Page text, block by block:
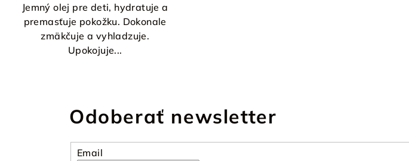
Jemný olej pre deti, hydratuje a
premasťuje pokožku. Dokonale
zmäkčuje a vyhladzuje.
Upokojuje...
Odoberať newsletter
Email